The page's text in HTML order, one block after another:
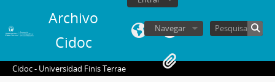
Archivo
Cidoc
Navegar
Cidoc - Universidad Finis Terrae